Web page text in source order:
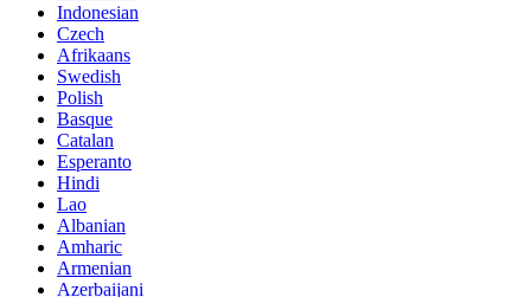
Indonesian
Czech
Afrikaans
Swedish
Polish
Basque
Catalan
Esperanto
Hindi
Lao
Albanian
Amharic
Armenian
Azerbaijani